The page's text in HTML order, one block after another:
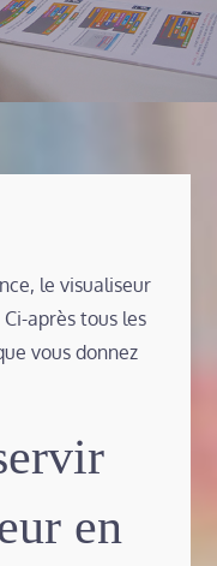
le visualiseur
après tous les
vous donnez
en